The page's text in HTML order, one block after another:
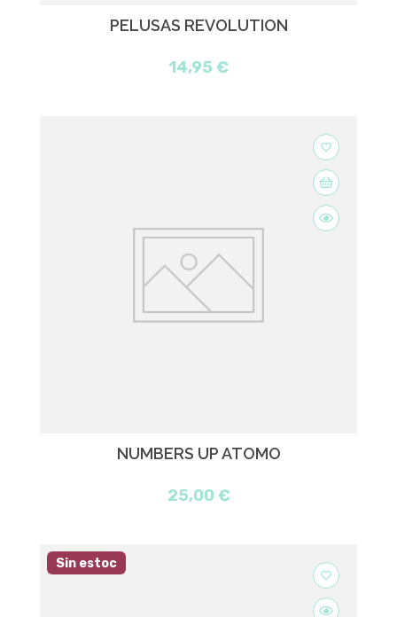
PELUSAS REVOLUTION
14,95 €
favorite_border
NUMBERS UP ATOMO
25,00 €
favorite_border
Sin estoc